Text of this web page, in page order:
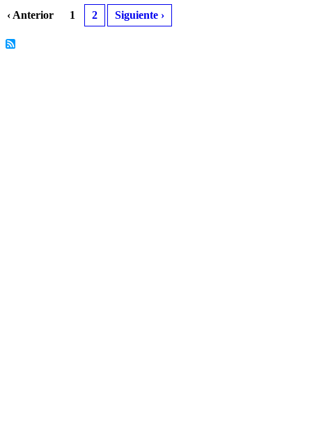
‹ Anterior 1 2 Siguiente ›